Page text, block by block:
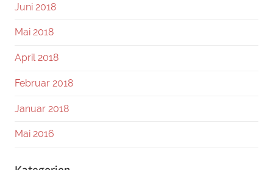
Juni 2018
Mai 2018
April 2018
Februar 2018
Januar 2018
Mai 2016